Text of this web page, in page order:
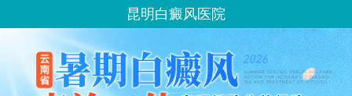
昆明白癜风医院